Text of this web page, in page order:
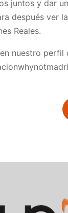
juntos y dar
después ver
Reales.
nuestro perfil